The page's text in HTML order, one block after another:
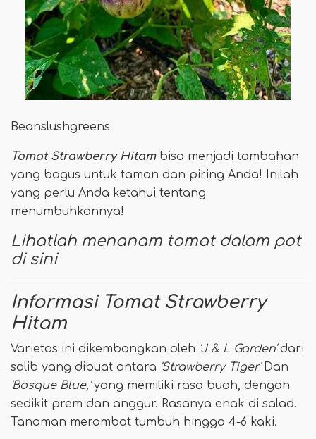
Beanslushgreens
Tomat Strawberry Hitambisa menjadi tambahan
yang bagus untuk taman dan piring Anda! Inilah
yang perlu Anda ketahui tentang
menumbuhkannya!
Lihatlah menanam tomat dalam pot
di sini
Informasi Tomat Strawberry
Hitam
Varietas ini dikembangkan oleh 'J & L Garden'dari
salib yang dibuat antara 'Strawberry Tiger'Dan
'Bosque Blue,' yang memiliki rasa buah, dengan
sedikit prem dan anggur. Rasanya enak di salad.
Tanaman merambat tumbuh hingga 4-6 kaki.